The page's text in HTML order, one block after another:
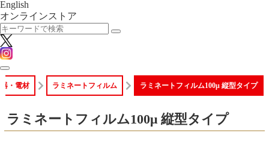
English
オンラインストア
・電材 ラミネートフィルム ラミネートフィルム100μ 縦型タイプ
ラミネートフィルム100μ 縦型タイプ